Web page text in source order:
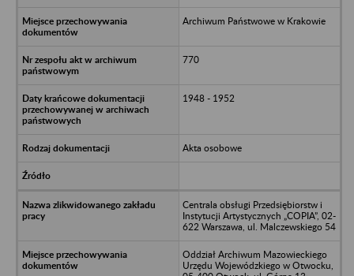
Archiwum Państwowe w Krakowie
770
1948 - 1952
Akta osobowe
Centrala obsługi Przedsiębiorstw i
Instytucji Artystycznych „COPIA”, 02-
622 Warszawa, ul. Malczewskiego 54
Oddział Archiwum Mazowieckiego
Urzędu Wojewódzkiego w Otwocku,